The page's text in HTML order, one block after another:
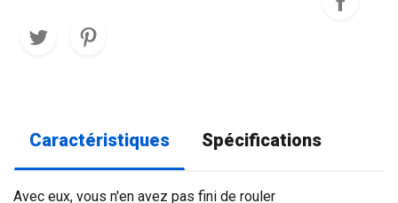
Caractéristiques Spécifications
Avec eux, vous n'en avez pas fini de rouler